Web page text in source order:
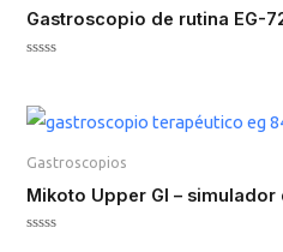
Gastroscopio de rutina EG-
de
5
Gastroscopios
Mikoto Upper GI –